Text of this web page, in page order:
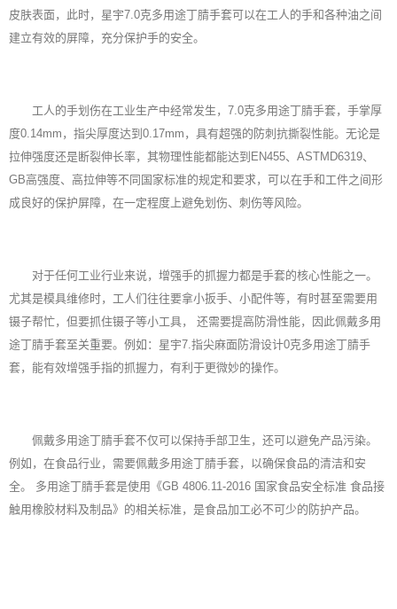
皮肤表面，此时，星宇7.0克多用途丁腈手套可以在工人的手和各种油之间
建立有效的屏障，充分保护手的安全。
工人的手划伤在工业生产中经常发生，7.0克多用途丁腈手套，手掌厚
度0.14mm，指尖厚度达到0.17mm，具有超强的防刺抗撕裂性能。无论是
拉伸强度还是断裂伸长率，其物理性能都能达到EN455、ASTMD6319、
GB高强度、高拉伸等不同国家标准的规定和要求，可以在手和工件之间形
成良好的保护屏障，在一定程度上避免划伤、刺伤等风险。
对于任何工业行业来说，增强手的抓握力都是手套的核心性能之一。
尤其是模具维修时，工人们往往要拿小扳手、小配件等，有时甚至需要用
镊子帮忙，但要抓住镊子等小工具， 还需要提高防滑性能，因此佩戴多用
途丁腈手套至关重要。例如：星宇7.指尖麻面防滑设计0克多用途丁腈手
套，能有效增强手指的抓握力，有利于更微妙的操作。
佩戴多用途丁腈手套不仅可以保持手部卫生，还可以避免产品污染。
例如，在食品行业，需要佩戴多用途丁腈手套，以确保食品的清洁和安
全。 多用途丁腈手套是使用《GB 4806.11-2016 国家食品安全标准 食品接
触用橡胶材料及制品》的相关标准，是食品加工必不可少的防护产品。